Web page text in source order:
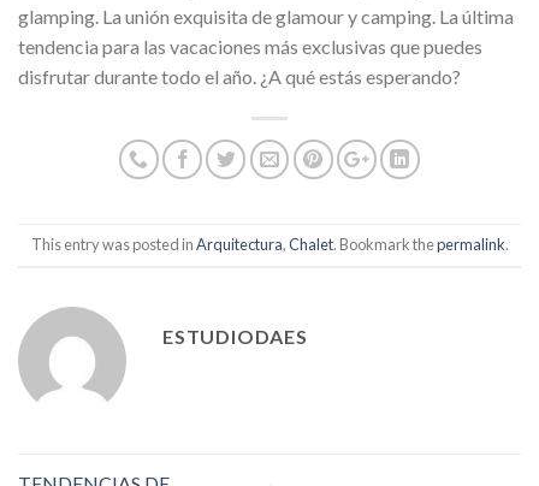
glamping. La unión exquisita de glamour y camping. La última
tendencia para las vacaciones más exclusivas que puedes
disfrutar durante todo el año. ¿A qué estás esperando?
This entry was posted inArquitectura,Chalet. Bookmark thepermalink.
ESTUDIODAES